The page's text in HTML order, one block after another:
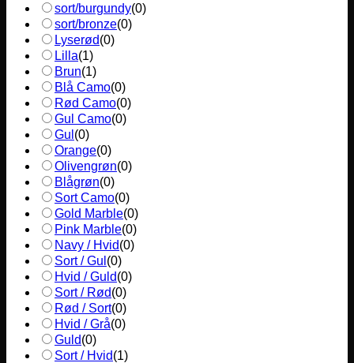
sort/burgundy(0)
sort/bronze(0)
Lyserød(0)
Lilla(1)
Brun(1)
Blå Camo(0)
Rød Camo(0)
Gul Camo(0)
Gul (0)
Orange(0)
Olivengrøn(0)
Blågrøn(0)
Sort Camo(0)
Gold Marble(0)
Pink Marble(0)
Navy / Hvid(0)
Sort / Gul (0)
Hvid / Guld(0)
Sort / Rød(0)
Rød / Sort(0)
Hvid / Grå(0)
Guld(0)
Sort / Hvid(1)